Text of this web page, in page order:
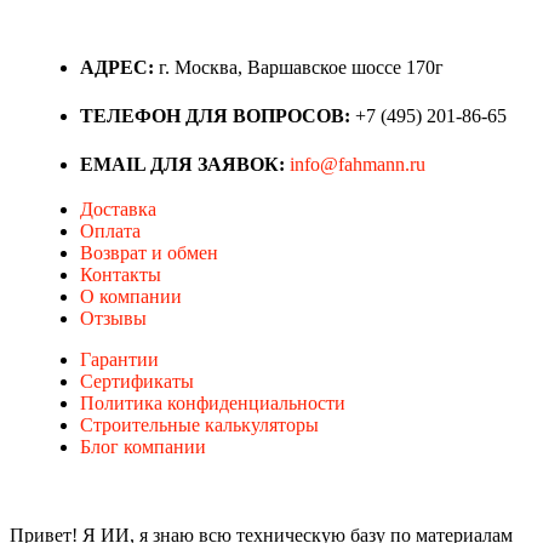
АДРЕС: г. Москва, Варшавское шоссе 170г
ТЕЛЕФОН ДЛЯ ВОПРОСОВ: +7 (495) 201-86-65
EMAIL ДЛЯ ЗАЯВОК: info@fahmann.ru
Доставка
Оплата
Возврат и обмен
Контакты
О компании
Отзывы
Гарантии
Сертификаты
Политика конфиденциальности
Строительные калькуляторы
Блог компании
Привет! Я ИИ, я знаю всю техническую базу по материалам